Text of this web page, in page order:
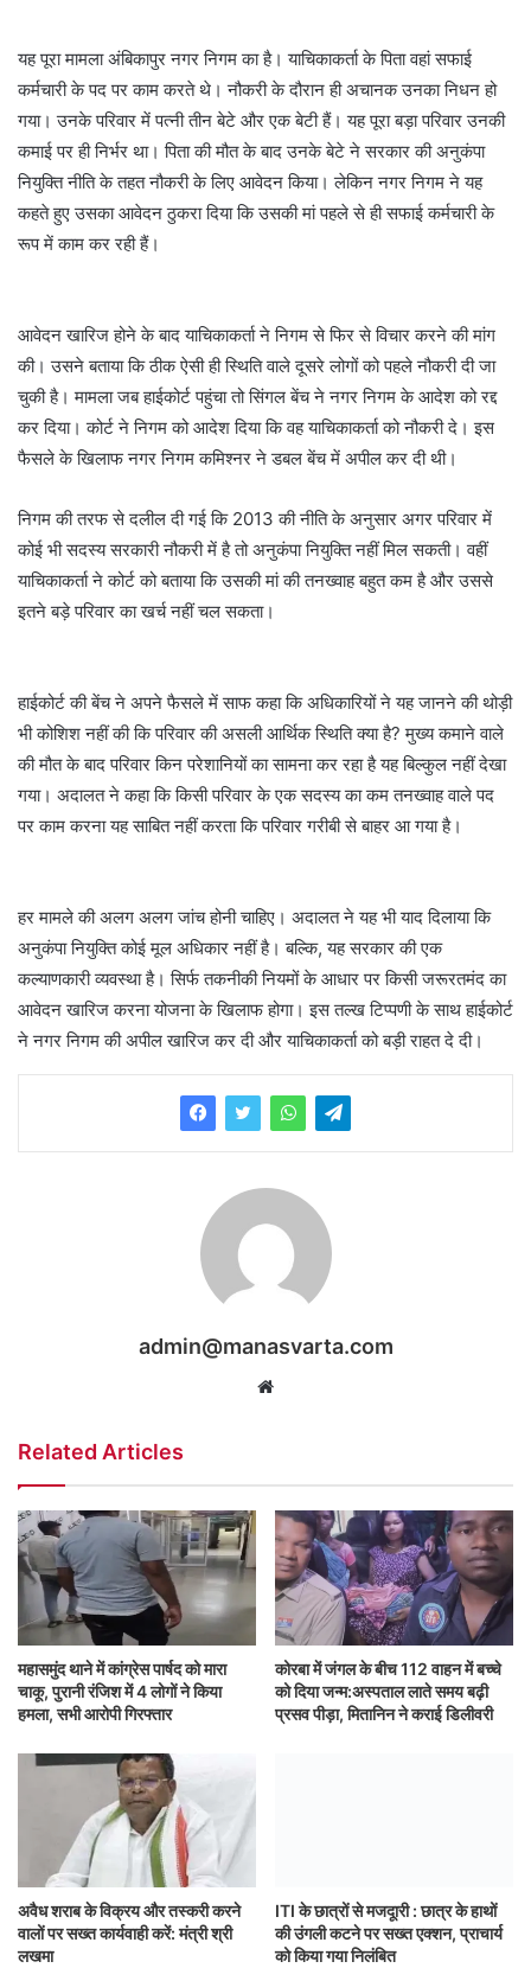
यह पूरा मामला अंबिकापुर नगर निगम का है। याचिकाकर्ता के पिता वहां सफाई
कर्मचारी के पद पर काम करते थे। नौकरी के दौरान ही अचानक उनका निधन हो
गया। उनके परिवार में पत्नी तीन बेटे और एक बेटी हैं। यह पूरा बड़ा परिवार उनकी
कमाई पर ही निर्भर था। पिता की मौत के बाद उनके बेटे ने सरकार की अनुकंपा
नियुक्ति नीति के तहत नौकरी के लिए आवेदन किया। लेकिन नगर निगम ने यह
कहते हुए उसका आवेदन ठुकरा दिया कि उसकी मां पहले से ही सफाई कर्मचारी के
रूप में काम कर रही हैं।
आवेदन खारिज होने के बाद याचिकाकर्ता ने निगम से फिर से विचार करने की मांग
की। उसने बताया कि ठीक ऐसी ही स्थिति वाले दूसरे लोगों को पहले नौकरी दी जा
चुकी है। मामला जब हाईकोर्ट पहुंचा तो सिंगल बेंच ने नगर निगम के आदेश को रद्द
कर दिया। कोर्ट ने निगम को आदेश दिया कि वह याचिकाकर्ता को नौकरी दे। इस
फैसले के खिलाफ नगर निगम कमिश्नर ने डबल बेंच में अपील कर दी थी।
निगम की तरफ से दलील दी गई कि 2013 की नीति के अनुसार अगर परिवार में
कोई भी सदस्य सरकारी नौकरी में है तो अनुकंपा नियुक्ति नहीं मिल सकती। वहीं
याचिकाकर्ता ने कोर्ट को बताया कि उसकी मां की तनख्वाह बहुत कम है और उससे
इतने बड़े परिवार का खर्च नहीं चल सकता।
हाईकोर्ट की बेंच ने अपने फैसले में साफ कहा कि अधिकारियों ने यह जानने की थोड़ी
भी कोशिश नहीं की कि परिवार की असली आर्थिक स्थिति क्या है? मुख्य कमाने वाले
की मौत के बाद परिवार किन परेशानियों का सामना कर रहा है यह बिल्कुल नहीं देखा
गया। अदालत ने कहा कि किसी परिवार के एक सदस्य का कम तनख्वाह वाले पद
पर काम करना यह साबित नहीं करता कि परिवार गरीबी से बाहर आ गया है।
हर मामले की अलग अलग जांच होनी चाहिए। अदालत ने यह भी याद दिलाया कि
अनुकंपा नियुक्ति कोई मूल अधिकार नहीं है। बल्कि, यह सरकार की एक
कल्याणकारी व्यवस्था है। सिर्फ तकनीकी नियमों के आधार पर किसी जरूरतमंद का
आवेदन खारिज करना योजना के खिलाफ होगा। इस तल्ख टिप्पणी के साथ हाईकोर्ट
ने नगर निगम की अपील खारिज कर दी और याचिकाकर्ता को बड़ी राहत दे दी।
admin@manasvarta.com
Website
Related Articles
महासमुंद थाने में कांग्रेस पार्षद को मारा
चाकू, पुरानी रंजिश में 4 लोगों ने किया
हमला, सभी आरोपी गिरफ्तार
कोरबा में जंगल के बीच 112 वाहन में बच्चे
को दिया जन्म:अस्पताल लाते समय बढ़ी
प्रसव पीड़ा, मितानिन ने कराई डिलीवरी
अवैध शराब के विक्रय और तस्करी करने
वालों पर सख्त कार्यवाही करें: मंत्री श्री
लखमा
ITI के छात्रों से मजदूारी : छात्र के हाथों
की उंगली कटने पर सख्त एक्शन, प्राचार्य
को किया गया निलंबित